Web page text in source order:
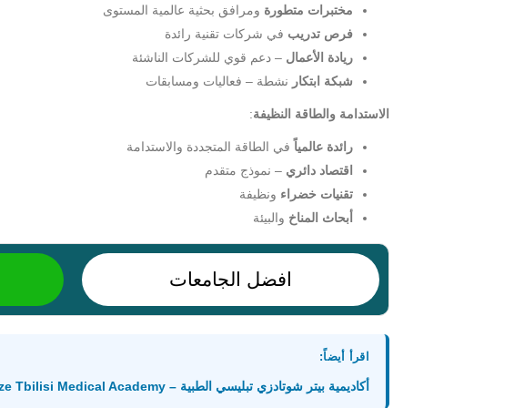
مختبرات متطورة ومرافق بحثية عالمية المستوى
فرص تدريب في شركات تقنية رائدة
ريادة الأعمال – دعم قوي للشركات الناشئة
شبكة ابتكار نشطة – فعاليات ومسابقات
الاستدامة والطاقة النظيفة:
رائدة عالمياً في الطاقة المتجددة والاستدامة
اقتصاد دائري – نموذج متقدم
تقنيات خضراء ونظيفة
أبحاث المناخ والبيئة
افضل الجامعات
اقرأ أيضاً:
أكاديمية بيتر شوتادزي تبليسي الطبية – Petre Shotadze Tbilisi Medical Academy